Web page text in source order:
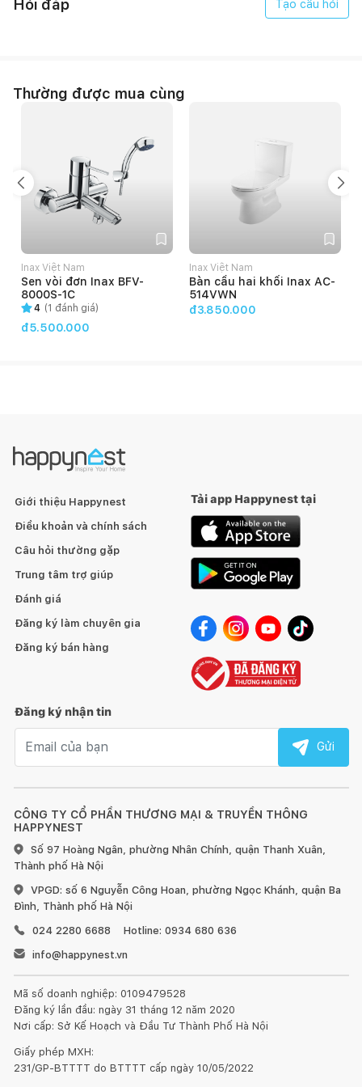
dính, tự làm sạch hiệu quả.
Bản vẽ kỹ thuật
Hỏi đáp Tạo câu hỏi
Thường được mua cùng
Inax Việt Nam
Sen vòi đơn Inax BFV-
8000S-1C
4 (1 đánh giá)
đ5.500.000
Inax Việt Nam
Bàn cầu hai khối Inax AC-
514VWN
đ3.850.000
CÔNG TY CỔ PHẦN THƯƠNG MẠI & TRUYỀN THÔNG
HAPPYNEST
Số 97 Hoàng Ngân, phường Nhân Chính, quận Thanh Xuân,
Thành phố Hà Nội
VPGD: số 6 Nguyễn Công Hoan, phường Ngọc Khánh, quận Ba
Đình, Thành phố Hà Nội
024 2280 6688
Hotline: 0934 680 636
info@happynest.vn
Mã số doanh nghiệp: 0109479528
Đăng ký lần đầu: ngày 31 tháng 12 năm 2020
Nơi cấp: Sở Kế Hoạch và Đầu Tư Thành Phố Hà Nội
Giấy phép MXH:
231/GP-BTTTT do BTTTT cấp ngày 10/05/2022
Giới thiệu Happynest
Điều khoản và chính sách
Câu hỏi thường gặp
Trung tâm trợ giúp
Đánh giá
Đăng ký làm chuyên gia
Đăng ký bán hàng
Tải app Happynest tại
Đăng ký nhận tin
Gửi